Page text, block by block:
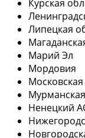
Курская
Липецкая
Марий Эл
Мордовия
Ненецкий